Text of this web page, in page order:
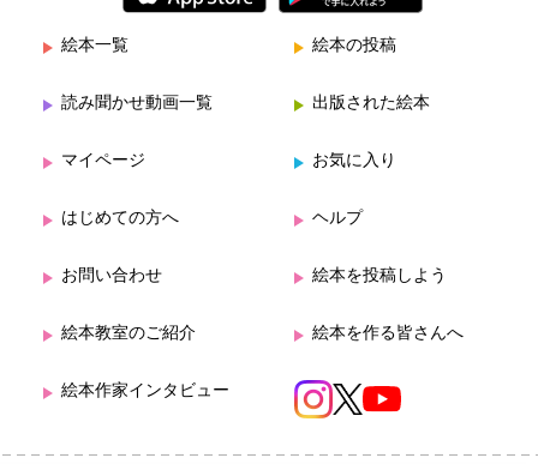
絵本一覧 絵本の投稿
読み聞かせ動画一覧 出版された絵本
マイページ お気に入り
はじめての方へ ヘルプ
お問い合わせ 絵本を投稿しよう
絵本教室のご紹介 絵本を作る皆さんへ
絵本作家インタビュー